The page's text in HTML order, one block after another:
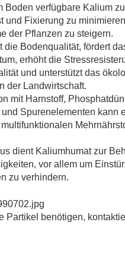
Boden verfügbare Kalium zu
und Fixierung zu
der Pflanzen zu steigern.
die Bodenqualität, fördert
erhöht die
und unterstützt das
der Landwirtschaft.
mit Harnstoff,
Spurenelementen kann
dient Kaliumhumat zur
vor allem um
zu verhindern.
Partikel benötigen,